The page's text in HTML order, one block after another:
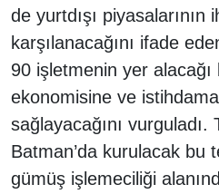
de yurtdışı piyasalarının
karşılanacağını ifade
90 işletmenin yer alacağı
ekonomisine ve
sağlayacağını
Batman’da kurulacak bu
gümüş işlemeciliği